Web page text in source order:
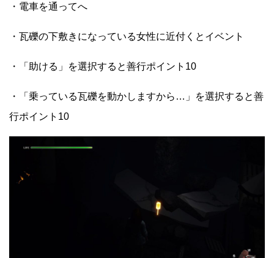
・電車を通ってへ
・瓦礫の下敷きになっている女性に近付くとイベント
・「助ける」を選択すると善行ポイント10
・「乗っている瓦礫を動かしますから…」を選択すると善
行ポイント10